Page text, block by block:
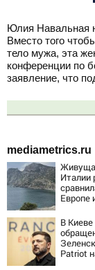
Юлия Навальная
Вместо того
тело мужа, эта
конференции по
заявление, что
mediametrics.ru
Италии
Европе
В Киеве
Patriot